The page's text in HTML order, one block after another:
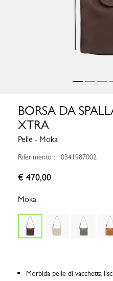
BORSA DA
XTRA
Pelle - Moka
Riferimento : 10341987002
€ 470,00
Moka
Morbida pelle di vacchetta